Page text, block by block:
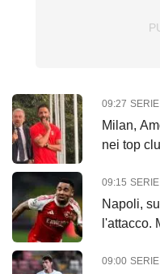
09:27 SERIE
Milan,
nei top
09:15 SERIE
Napoli,
l'attacco.
09:00 SERIE